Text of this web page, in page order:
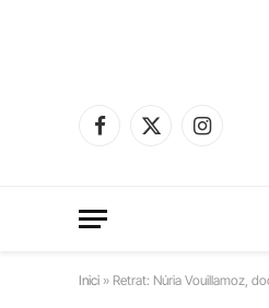
Facebook
X
Instagram
Inici » Retrat: Núria Vouillamoz,